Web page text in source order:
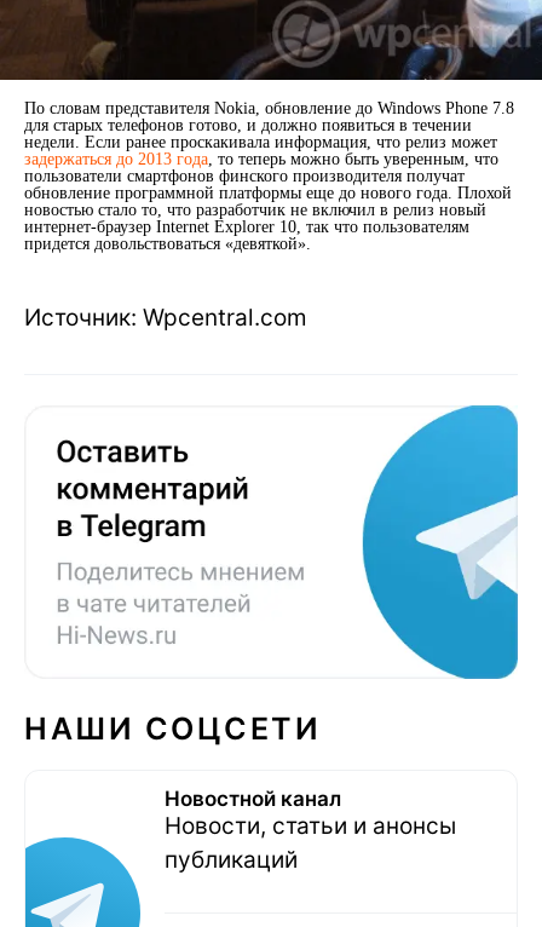
По словам представителя Nokia, обновление до Windows Phone 7.8
для старых телефонов готово, и должно появиться в течении
недели. Если ранее проскакивала информация, что релиз может
задержаться до 2013 года, то теперь можно быть уверенным, что
пользователи смартфонов финского производителя получат
обновление программной платформы еще до нового года. Плохой
новостью стало то, что разработчик не включил в релиз новый
интернет-браузер Internet Explorer 10, так что пользователям
придется довольствоваться «девяткой».
Источник: Wpcentral.com
НАШИ СОЦСЕТИ
Новостной канал
Новости, статьи и анонсы
публикаций